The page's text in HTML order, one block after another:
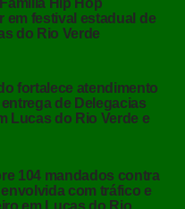
em festival estadual de
do Rio Verde
fortalece atendimento
de Delegacias
Lucas do Rio Verde e
104 mandados contra
com tráfico e
em Lucas do Rio